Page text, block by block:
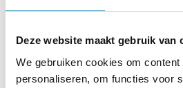
Deze website maakt gebruik van
We gebruiken cookies om
personaliseren, om functies voor